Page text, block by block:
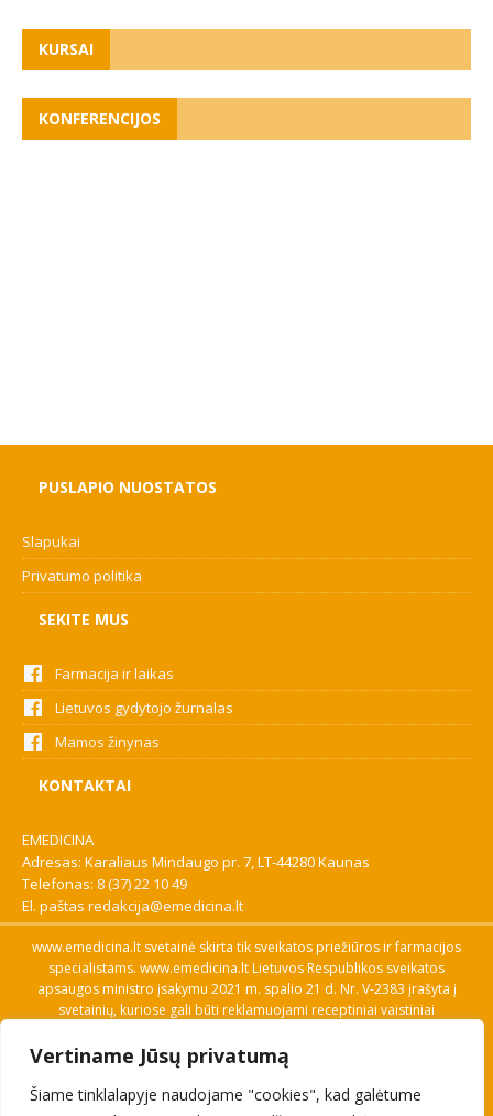
Vertiname Jūsų privatumą
Šiame tinklalapyje naudojame "cookies", kad galėtume
KURSAI
KONFERENCIJOS
PUSLAPIO NUOSTATOS
Slapukai
Privatumo politika
SEKITE MUS
Farmacija ir laikas
Lietuvos gydytojo žurnalas
Mamos žinynas
KONTAKTAI
EMEDICINA
Adresas: Karaliaus Mindaugo pr. 7, LT-44280 Kaunas
Telefonas: 8 (37) 22 10 49
El. paštas redakcija@emedicina.lt
www.emedicina.lt svetainė skirta tik sveikatos priežiūros ir farmacijos
specialistams. www.emedicina.lt Lietuvos Respublikos sveikatos
apsaugos ministro įsakymu 2021 m. spalio 21 d. Nr. V-2383 įrašyta į
svetainių, kuriose gali būti reklamuojami receptiniai vaistiniai
savo profesinę kvalifikaciją. Naudingos nuorodos: Vaistų ir medicinos
pagalbos priemonių kainų paieška, VVKT tinklalapis, Sveikatos
priežiūros ar farmacijos specialisto pranešimo apie įtariamą